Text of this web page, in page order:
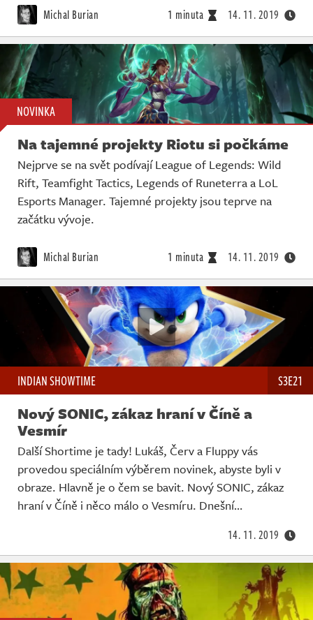
Michal Burian 1 minuta 14. 11. 2019
NOVINKA
Na tajemné projekty Riotu si počkáme
Nejprve se na svět podívají League of Legends: Wild
Rift, Teamfight Tactics, Legends of Runeterra a LoL
Esports Manager. Tajemné projekty jsou teprve na
začátku vývoje.
Michal Burian 1 minuta 14. 11. 2019
INDIAN SHOWTIME S3E21
Nový SONIC, zákaz hraní v Číně a
Vesmír
Další Shortime je tady! Lukáš, Červ a Fluppy vás
provedou speciálním výběrem novinek, abyste byli v
obraze. Hlavně je o čem se bavit. Nový SONIC, zákaz
hraní v Číně i něco málo o Vesmíru. Dnešní…
14. 11. 2019